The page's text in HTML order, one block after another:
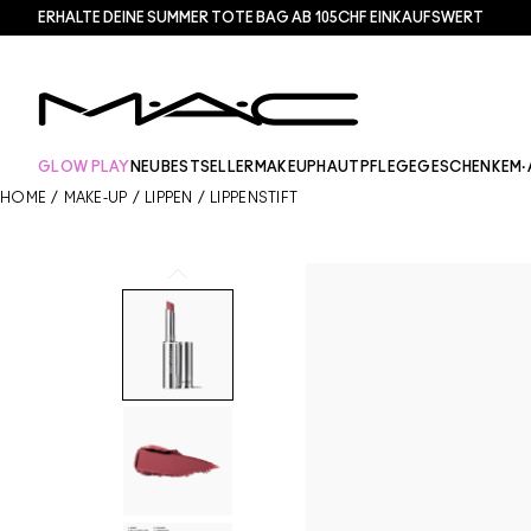
ERHALTE DEINE SUMMER TOTE BAG AB 105CHF EINKAUFSWERT​
GLOW PLAY NEU BESTSELLER MAKEUP HAUTPFLEGEGESCHENKE
HOME / MAKE-UP / LIPPEN / LIPPENSTIFT